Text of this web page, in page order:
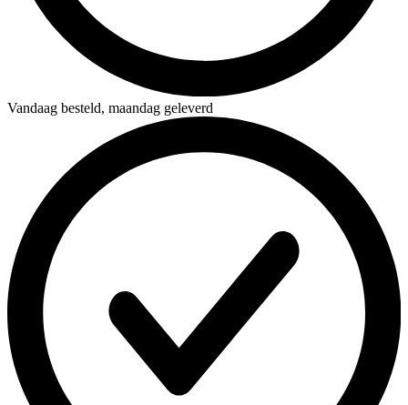
Vandaag besteld, maandag geleverd